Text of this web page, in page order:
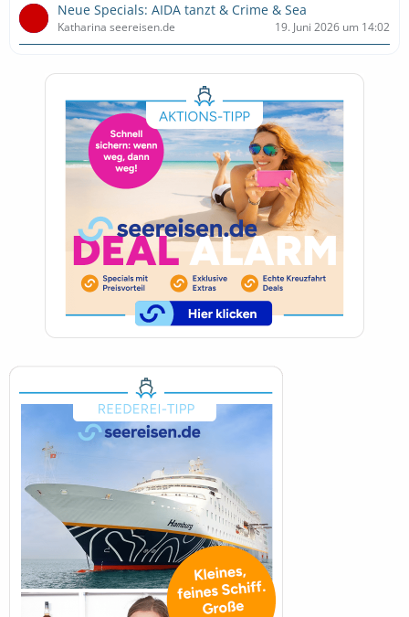
Neue Specials: AIDA tanzt & Crime & Sea
Katharina seereisen.de 19. Juni 2026 um 14:02